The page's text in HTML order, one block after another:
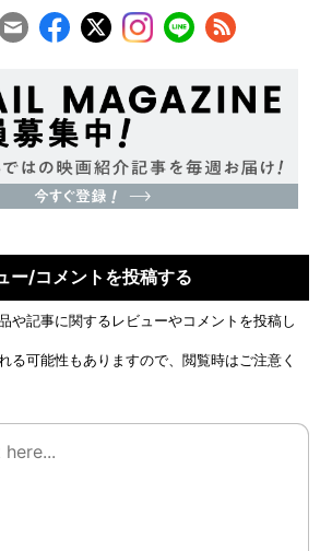
ー/コメントを投稿する
や記事に関するレビューやコメントを投稿し
る可能性もありますので、閲覧時はご注意く